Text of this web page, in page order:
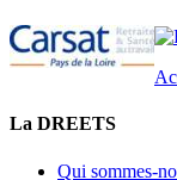
La DREETS
Qui sommes-